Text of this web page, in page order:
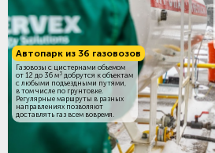
Автопарк из 36 газовозов
Газовозы с цистернами объемом
от 12 до 36 м3 добрутся к объектам
c любыми подъездными путями,
в том числе по грунтовке.
Регулярные маршруты в разных
направлениях позволяют
доставлять газ всем вовремя.